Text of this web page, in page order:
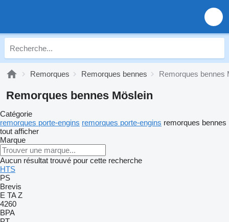
Remorques Remorques bennes Remorques bennes
Remorques bennes Möslein
Catégorie
remorques porte-engins remorques porte-engins remorques bennes
tout afficher
Marque
Aucun résultat trouvé pour cette recherche
HTS
PS
Brevis
E TA Z
4260
BPA